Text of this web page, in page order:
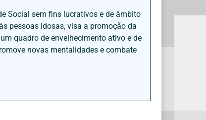
Social sem fins lucrativos e de âmbito
pessoas idosas, visa a promoção da
quadro de envelhecimento ativo e de
novas mentalidades e combate